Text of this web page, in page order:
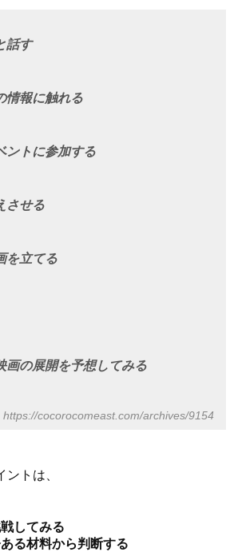
話す
情報に触れる
ントに参加する
させる
を立てる
画の展開を予想してみる
https://cocorocomeast.com/archives/9154
トは、
してみる
る材料から判断する